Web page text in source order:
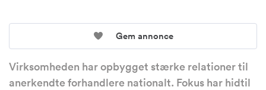
Gem annonce
Virksomheden har opbygget stærke relationer til
anerkendte forhandlere nationalt. Fokus har hidtil